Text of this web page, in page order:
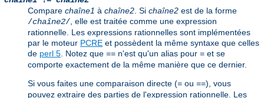
Compare chaîne1 à chaîne2 . Si chaîne2 est de la forme
/chaîne2/ , elle est traitée comme une expression
rationnelle. Les expressions rationnelles sont implémentées
par le moteur PCRE et possèdent la même syntaxe que celles
de perl 5 . Notez que == n'est qu'un alias pour = et se
comporte exactement de la même manière que ce dernier.
Si vous faites une comparaison directe (= ou ==), vous
pouvez extraire des parties de l'expression rationnelle. Les